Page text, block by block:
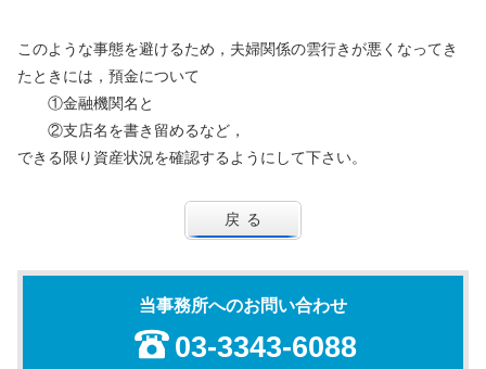
このような事態を避けるため，夫婦関係の雲行きが悪くなってき
たときには，預金について
①金融機関名と
②支店名を書き留めるなど，
できる限り資産状況を確認するようにして下さい。
戻る
当事務所へのお問い合わせ
03-3343-6088